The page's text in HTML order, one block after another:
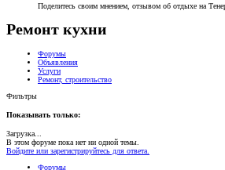
Поделитесь своим мнением, отзывом об отдыхе на
Ремонт кухни
Форумы
Объявления
Услуги
Ремонт, строительство
Фильтры
Показывать только:
Загрузка...
В этом форуме пока нет ни одной темы.
Войдите или зарегистрируйтесь для ответа.
Форумы